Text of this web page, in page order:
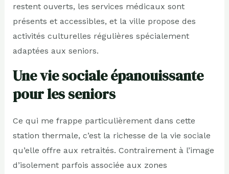
restent ouverts, les services médicaux sont
présents et accessibles, et la ville propose des
activités culturelles régulières spécialement
adaptées aux seniors.
Une vie sociale épanouissante
pour les seniors
Ce qui me frappe particulièrement dans cette
station thermale, c’est la richesse de la vie sociale
qu’elle offre aux retraités. Contrairement à l’image
d’isolement parfois associée aux zones